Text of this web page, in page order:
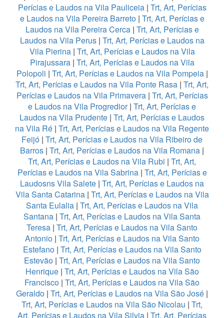
Perícias e Laudos na Vila Pauliceia| Trt, Art, Perícias
e Laudos na Vila Pereira Barreto| Trt, Art, Perícias e
Laudos na Vila Pereira Cerca| Trt, Art, Perícias e
Laudos na Vila Perus| Trt, Art, Perícias e Laudos na
Vila Pierina| Trt, Art, Perícias e Laudos na Vila
Pirajussara| Trt, Art, Perícias e Laudos na Vila
Polopoli | Trt, Art, Perícias e Laudos na Vila Pompeia|
Trt, Art, Perícias e Laudos na Vila Ponte Rasa | Trt, Art,
Perícias e Laudos na Vila Primavera| Trt, Art, Perícias
e Laudos na Vila Progredior| Trt, Art, Perícias e
Laudos na Vila Prudente | Trt, Art, Perícias e Laudos
na Vila Ré | Trt, Art, Perícias e Laudos na Vila Regente
Feijó | Trt, Art, Perícias e Laudos na Vila Ribeiro de
Barros | Trt, Art, Perícias e Laudos na Vila Romana |
Trt, Art, Perícias e Laudos na Vila Rubi | Trt, Art,
Perícias e Laudos na Vila Sabrina| Trt, Art, Perícias e
Laudosns Vila Salete | Trt, Art, Perícias e Laudos na
Vila Santa Catarina| Trt, Art, Perícias e Laudos na Vila
Santa Eulalia | Trt, Art, Perícias e Laudos na Vila
Santana | Trt, Art, Perícias e Laudos na Vila Santa
Teresa | Trt, Art, Perícias e Laudos na Vila Santo
Antonio| Trt, Art, Perícias e Laudos na Vila Santo
Estefano| Trt, Art, Perícias e Laudos na Vila Santo
Estevão | Trt, Art, Perícias e Laudos na Vila Santo
Henrique| Trt, Art, Perícias e Laudos na Vila São
Francisco | Trt, Art, Perícias e Laudos na Vila São
Geraldo | Trt, Art, Perícias e Laudos na Vila São José |
Trt, Art, Perícias e Laudos na Vila São Nicolau | Trt,
Art, Perícias e Laudos na Vila Silvia | Trt, Art, Perícias